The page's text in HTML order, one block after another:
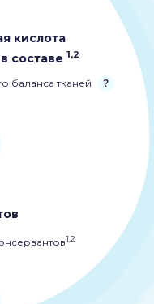
кислота
составе 1,2
баланса тканей ?
1,2